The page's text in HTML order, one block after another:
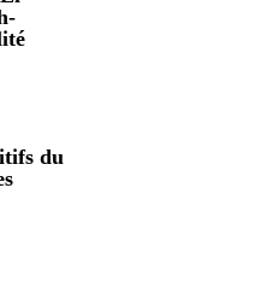
du